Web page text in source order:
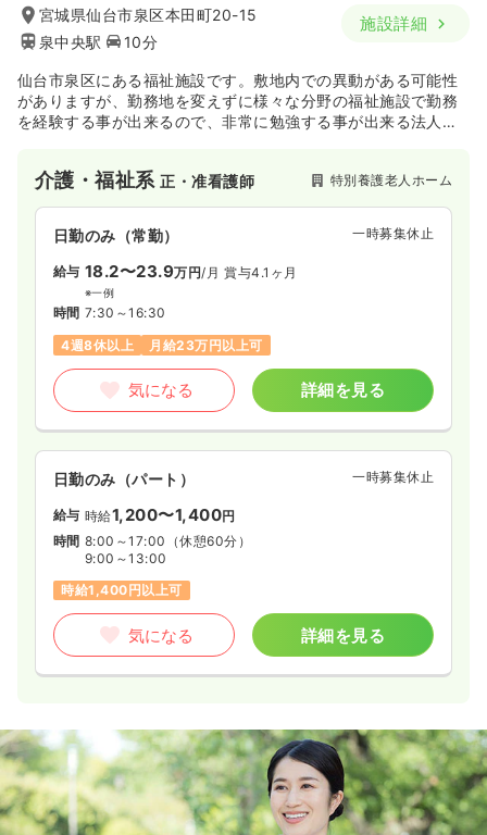
宮城県仙台市泉区本田町20-15
泉中央駅
10分
施設詳細
仙台市泉区にある福祉施設です。敷地内での異動がある可能性
がありますが、勤務地を変えずに様々な分野の福祉施設で勤務
を経験する事が出来るので、非常に勉強する事が出来る法人で
介護・福祉系正・准看護師 特別養護老人ホーム
日勤のみ（常勤） 一時募集休止
給与 18.2〜23.9万円/月 賞与4.1ヶ月
※一例
時間 7:30～16:30
4週8休以上
月給23万円以上可
気になる 詳細を見る
日勤のみ（パート） 一時募集休止
給与 時給1,200〜1,400円
時間 8:00～17:00 （休憩60分）
9:00～13:00
時給1,400円以上可
気になる 詳細を見る